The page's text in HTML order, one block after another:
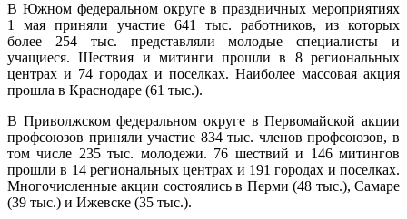
В Южном федеральном округе в праздничных мероприятиях
1 мая приняли участие 641 тыс. работников, из которых
более 254 тыс. представляли молодые специалисты и
учащиеся. Шествия и митинги прошли в 8 региональных
центрах и 74 городах и поселках. Наиболее массовая акция
прошла в Краснодаре (61 тыс.).
В Приволжском федеральном округе в Первомайской акции
профсоюзов приняли участие 834 тыс. членов профсоюзов, в
том числе 235 тыс. молодежи. 76 шествий и 146 митингов
прошли в 14 региональных центрах и 191 городах и поселках.
Многочисленные акции состоялись в Перми (48 тыс.), Самаре
(39 тыс.) и Ижевске (35 тыс.).